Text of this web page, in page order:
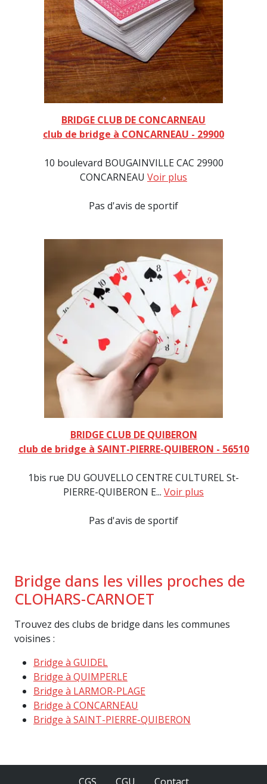
BRIDGE CLUB DE CONCARNEAU
club de bridge à CONCARNEAU - 29900
10 boulevard BOUGAINVILLE CAC 29900
CONCARNEAU Voir plus
Pas d'avis de sportif
BRIDGE CLUB DE QUIBERON
club de bridge à SAINT-PIERRE-QUIBERON - 56510
1bis rue DU GOUVELLO CENTRE CULTUREL St-
PIERRE-QUIBERON E... Voir plus
Pas d'avis de sportif
Bridge dans les villes proches de
CLOHARS-CARNOET
Trouvez des clubs de bridge dans les communes
voisines :
Bridge à GUIDEL
Bridge à QUIMPERLE
Bridge à LARMOR-PLAGE
Bridge à CONCARNEAU
Bridge à SAINT-PIERRE-QUIBERON